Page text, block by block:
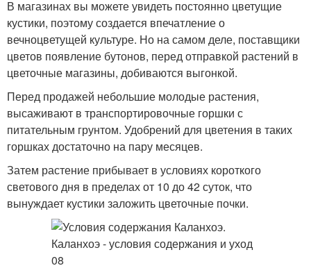
В магазинах вы можете увидеть постоянно цветущие
кустики, поэтому создается впечатление о
вечноцветущей культуре. Но на самом деле, поставщики
цветов появление бутонов, перед отправкой растений в
цветочные магазины, добиваются выгонкой.
Перед продажей небольшие молодые растения,
высаживают в транспортировочные горшки с
питательным грунтом. Удобрений для цветения в таких
горшках достаточно на пару месяцев.
Затем растение прибывает в условиях короткого
светового дня в пределах от 10 до 42 суток, что
вынуждает кустики заложить цветочные почки.